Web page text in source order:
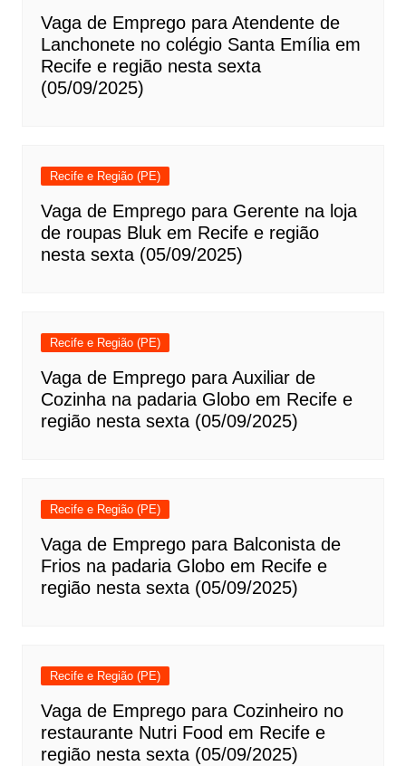
Vaga de Emprego para Atendente de
Lanchonete no colégio Santa Emília em
Recife e região nesta sexta
(05/09/2025)
Recife e Região (PE)
Vaga de Emprego para Gerente na loja
de roupas Bluk em Recife e região
nesta sexta (05/09/2025)
Recife e Região (PE)
Vaga de Emprego para Auxiliar de
Cozinha na padaria Globo em Recife e
região nesta sexta (05/09/2025)
Recife e Região (PE)
Vaga de Emprego para Balconista de
Frios na padaria Globo em Recife e
região nesta sexta (05/09/2025)
Recife e Região (PE)
Vaga de Emprego para Cozinheiro no
restaurante Nutri Food em Recife e
região nesta sexta (05/09/2025)